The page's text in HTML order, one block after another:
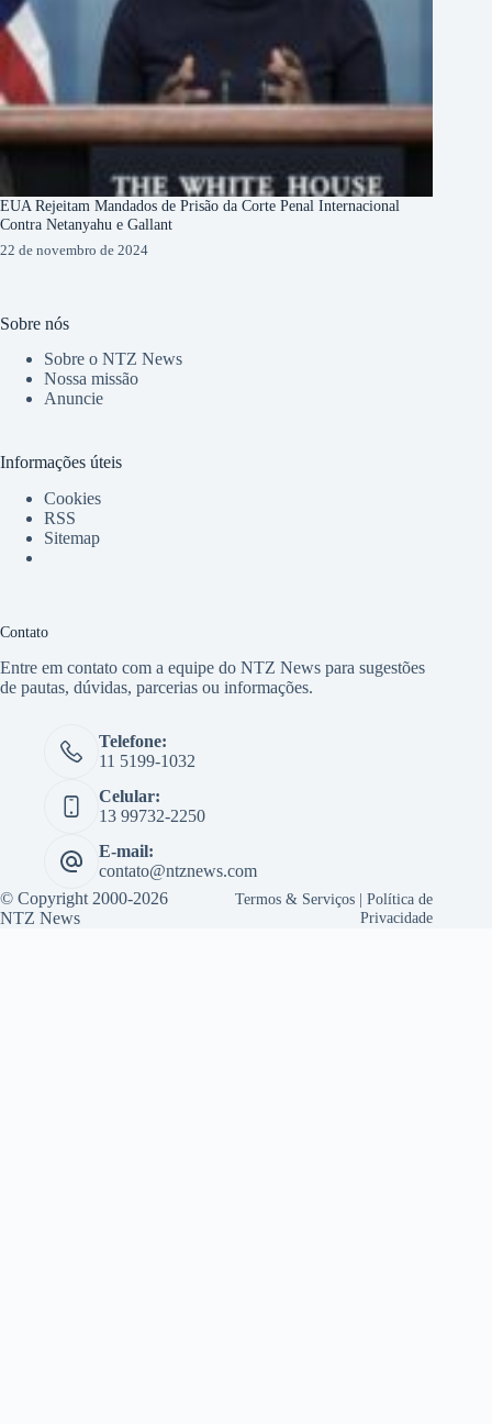
EUA Rejeitam Mandados de Prisão da Corte Penal Internacional
Contra Netanyahu e Gallant
22 de novembro de 2024
Sobre nós
Sobre o NTZ News
Nossa missão
Anuncie
Informações úteis
Cookies
RSS
Sitemap
Contato
Entre em contato com a equipe do NTZ News para sugestões
de pautas, dúvidas, parcerias ou informações.
Telefone:
11 5199-1032
Celular:
13 99732-2250
E-mail:
contato@ntznews.com
© Copyright 2000-2026
NTZ News
Termos & Serviços |Política de
Privacidade